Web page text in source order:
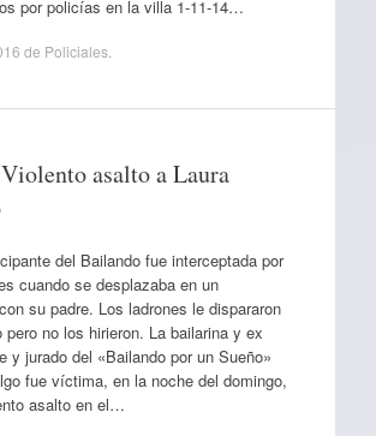
por policías en la villa 1-11-14…
de Policiales.
asalto a Laura
del Bailando fue interceptada por
cuando se desplazaba en un
su padre. Los ladrones le dispararon
no los hirieron. La bailarina y ex
y jurado del «Bailando por un Sueño»
fue víctima, en la noche del domingo,
asalto en el…